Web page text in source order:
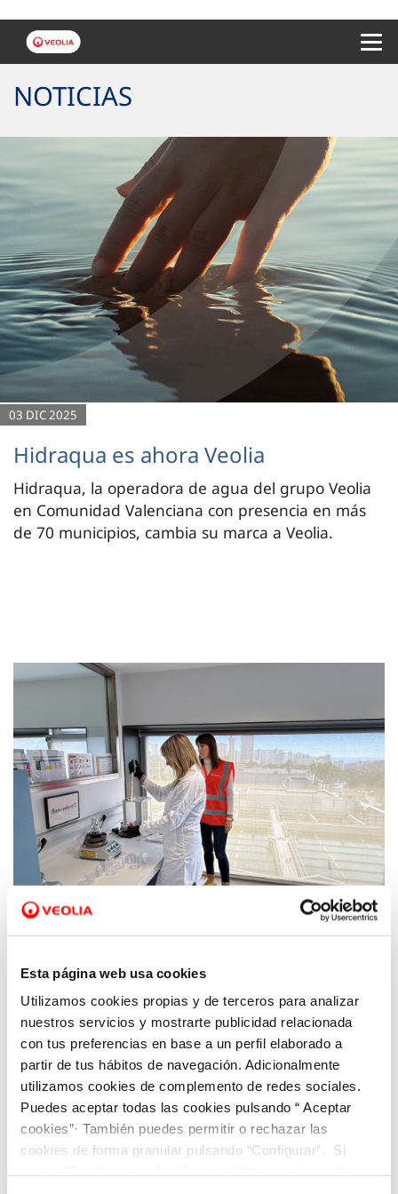
Esta página web usa cookies
Utilizamos cookies propias y de terceros para analizar
nuestros servicios y mostrarte publicidad relacionada
con tus preferencias en base a un perfil elaborado a
partir de tus hábitos de navegación. Adicionalmente
utilizamos cookies de complemento de redes sociales.
Puedes aceptar todas las cookies pulsando “ Aceptar
cookies”· También puedes permitir o rechazar las
cookies de forma granular pulsando “Configurar”. Si
NOTICIAS
03 DIC 2025
Hidraqua es ahora Veolia
Hidraqua, la operadora de agua del grupo Veolia
en Comunidad Valenciana con presencia en más
de 70 municipios, cambia su marca a Veolia.
Veolia apuesta por la innovación y la
digitalización para garantizar el agua
potable y de calidad a toda la ciudadanía